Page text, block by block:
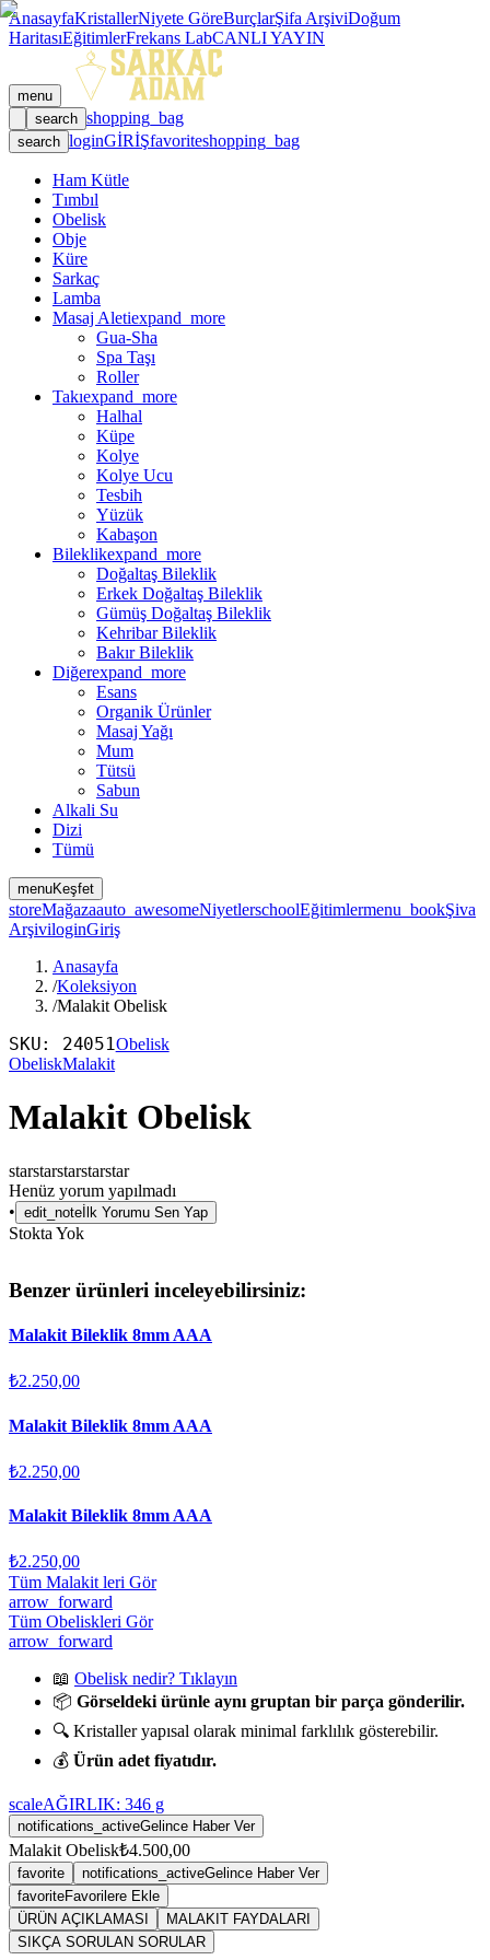
AnasayfaKristallerNiyete GöreBurçlarŞifa ArşiviDoğum
HaritasıEğitimlerFrekans LabCANLI YAYIN
menu
search shopping_bag
search loginGİRİŞfavoriteshopping_bag
Ham Kütle
Tımbıl
Obelisk
Obje
Küre
Sarkaç
Lamba
Masaj Aletiexpand_more
Gua-Sha
Spa Taşı
Roller
Takıexpand_more
Halhal
Küpe
Kolye
Kolye Ucu
Tesbih
Yüzük
Kabaşon
Bileklikexpand_more
Doğaltaş Bileklik
Erkek Doğaltaş Bileklik
Gümüş Doğaltaş Bileklik
Kehribar Bileklik
Bakır Bileklik
Diğerexpand_more
Esans
Organik Ürünler
Masaj Yağı
Mum
Tütsü
Sabun
Alkali Su
Dizi
Tümü
menuKeşfet
storeMağazaauto_awesomeNiyetlerschoolEğitimlermenu_bookŞiva
ArşiviloginGiriş
Anasayfa
/Koleksiyon
/Malakit Obelisk
SKU: 24051Obelisk
ObeliskMalakit
Malakit Obelisk
starstarstarstarstar
Henüz yorum yapılmadı
• edit_note İlk Yorumu Sen Yap
Stokta Yok
Benzer ürünleri inceleyebilirsiniz:
Malakit Bileklik 8mm AAA
₺2.250,00
Malakit Bileklik 8mm AAA
₺2.250,00
Malakit Bileklik 8mm AAA
₺2.250,00
Tüm Malakit leri Gör
arrow_forward
Tüm Obeliskleri Gör
arrow_forward
📖 Obelisk nedir? Tıklayın
📦 Görseldeki ürünle aynı gruptan bir parça gönderilir.
🔍 Kristaller yapısal olarak minimal farklılık gösterebilir.
💰 Ürün adet fiyatıdır.
scaleAĞIRLIK: 346 g
notifications_activeGelince Haber Ver
Malakit Obelisk₺4.500,00
favorite notifications_activeGelince Haber Ver
favoriteFavorilere Ekle
ÜRÜN AÇIKLAMASI
MALAKIT FAYDALARI
SIKÇA SORULAN SORULAR